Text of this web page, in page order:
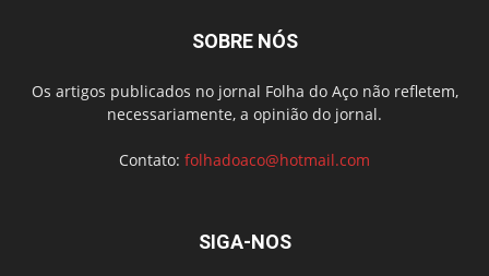
SOBRE NÓS
Os artigos publicados no jornal Folha do Aço não refletem,
necessariamente, a opinião do jornal.
Contato: folhadoaco@hotmail.com
SIGA-NOS